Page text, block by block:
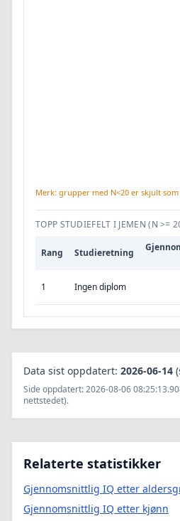
Merk: grupper med N<20 er skjult
TOPP STUDIEFELT I JEMEN (N >=
Rang Studieretning
1 Ingen diplom
Data sist oppdatert: 2026-06-14
Side oppdatert: 2026-08-06
nettstedet).
Relaterte statistikker
Gjennomsnittlig IQ etter
Gjennomsnittlig IQ etter kjønn